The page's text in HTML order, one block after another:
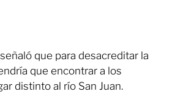
que para desacreditar la
que encontrar a los
distinto al río San Juan.